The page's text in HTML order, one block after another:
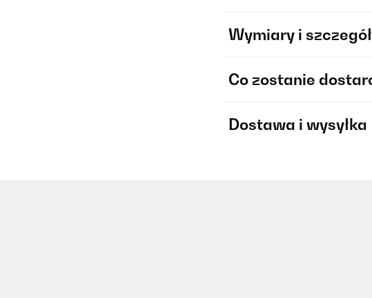
Wymiary i
Co zostanie
Dostawa i wysyłka